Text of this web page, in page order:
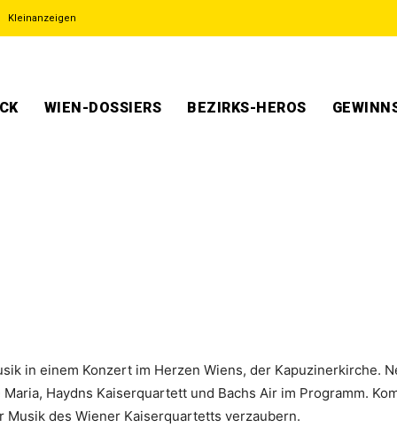
Kleinanzeigen
WIEN-DOSSIERS BEZIRKS-HEROS
in einem Konzert im Herzen Wiens, der Kapuzinerkirche.
Haydns Kaiserquartett und Bachs Air im Programm.
des Wiener Kaiserquartetts verzaubern.